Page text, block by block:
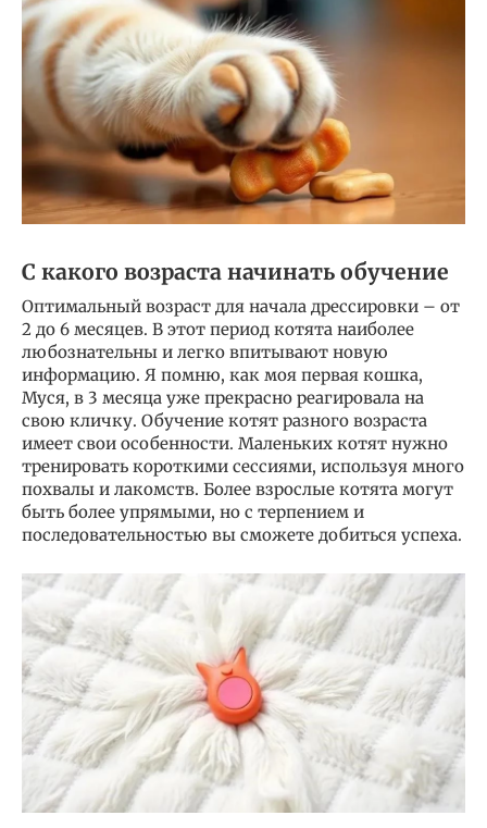
С какого возраста начинать обучение
Оптимальный возраст для начала дрессировки – от
2 до 6 месяцев. В этот период котята наиболее
любознательны и легко впитывают новую
информацию. Я помню, как моя первая кошка,
Муся, в 3 месяца уже прекрасно реагировала на
свою кличку. Обучение котят разного возраста
имеет свои особенности. Маленьких котят нужно
тренировать короткими сессиями, используя много
похвалы и лакомств. Более взрослые котята могут
быть более упрямыми, но с терпением и
последовательностью вы сможете добиться успеха.